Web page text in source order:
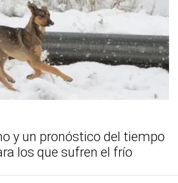
y un pronóstico del tiempo
los que sufren el frío